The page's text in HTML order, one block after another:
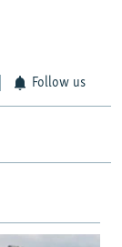
Follow us